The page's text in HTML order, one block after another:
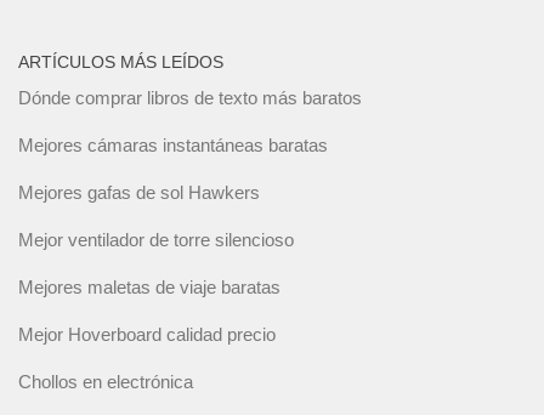
ARTÍCULOS MÁS LEÍDOS
Dónde comprar libros de texto más baratos
Mejores cámaras instantáneas baratas
Mejores gafas de sol Hawkers
Mejor ventilador de torre silencioso
Mejores maletas de viaje baratas
Mejor Hoverboard calidad precio
Chollos en electrónica